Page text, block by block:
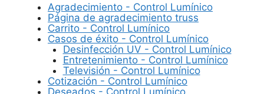
Agradecimiento - Control Lumínico
Página de agradecimiento truss
Carrito - Control Lumínico
Casos de éxito - Control Lumínico
Desinfección UV - Control Lumínico
Entretenimiento - Control Lumínico
Televisión - Control Lumínico
Cotización - Control Lumínico
Deseados - Control Lumínico